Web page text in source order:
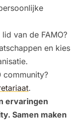
van de FAMO?
en kies
community?
.
ervaringen
Samen maken